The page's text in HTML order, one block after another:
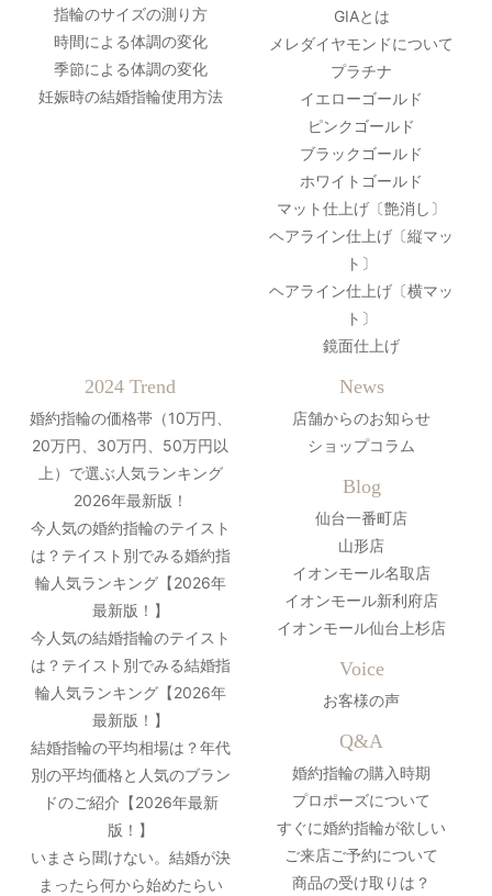
指輪のサイズの測り方
時間による体調の変化
季節による体調の変化
妊娠時の結婚指輪使用方法
GIAとは
メレダイヤモンドについて
プラチナ
イエローゴールド
ピンクゴールド
ブラックゴールド
ホワイトゴールド
マット仕上げ〔艶消し〕
ヘアライン仕上げ〔縦マッ
ト〕
ヘアライン仕上げ〔横マッ
ト〕
鏡面仕上げ
2024 Trend
婚約指輪の価格帯（10万円、
20万円、30万円、50万円以
上）で選ぶ人気ランキング
2026年最新版！
今人気の婚約指輪のテイスト
は？テイスト別でみる婚約指
輪人気ランキング【2026年
最新版！】
今人気の結婚指輪のテイスト
は？テイスト別でみる結婚指
輪人気ランキング【2026年
最新版！】
結婚指輪の平均相場は？年代
別の平均価格と人気のブラン
ドのご紹介【2026年最新
版！】
いまさら聞けない。結婚が決
まったら何から始めたらい
News
店舗からのお知らせ
ショップコラム
Blog
仙台一番町店
山形店
イオンモール名取店
イオンモール新利府店
イオンモール仙台上杉店
Voice
お客様の声
Q&A
婚約指輪の購入時期
プロポーズについて
すぐに婚約指輪が欲しい
ご来店ご予約について
商品の受け取りは？